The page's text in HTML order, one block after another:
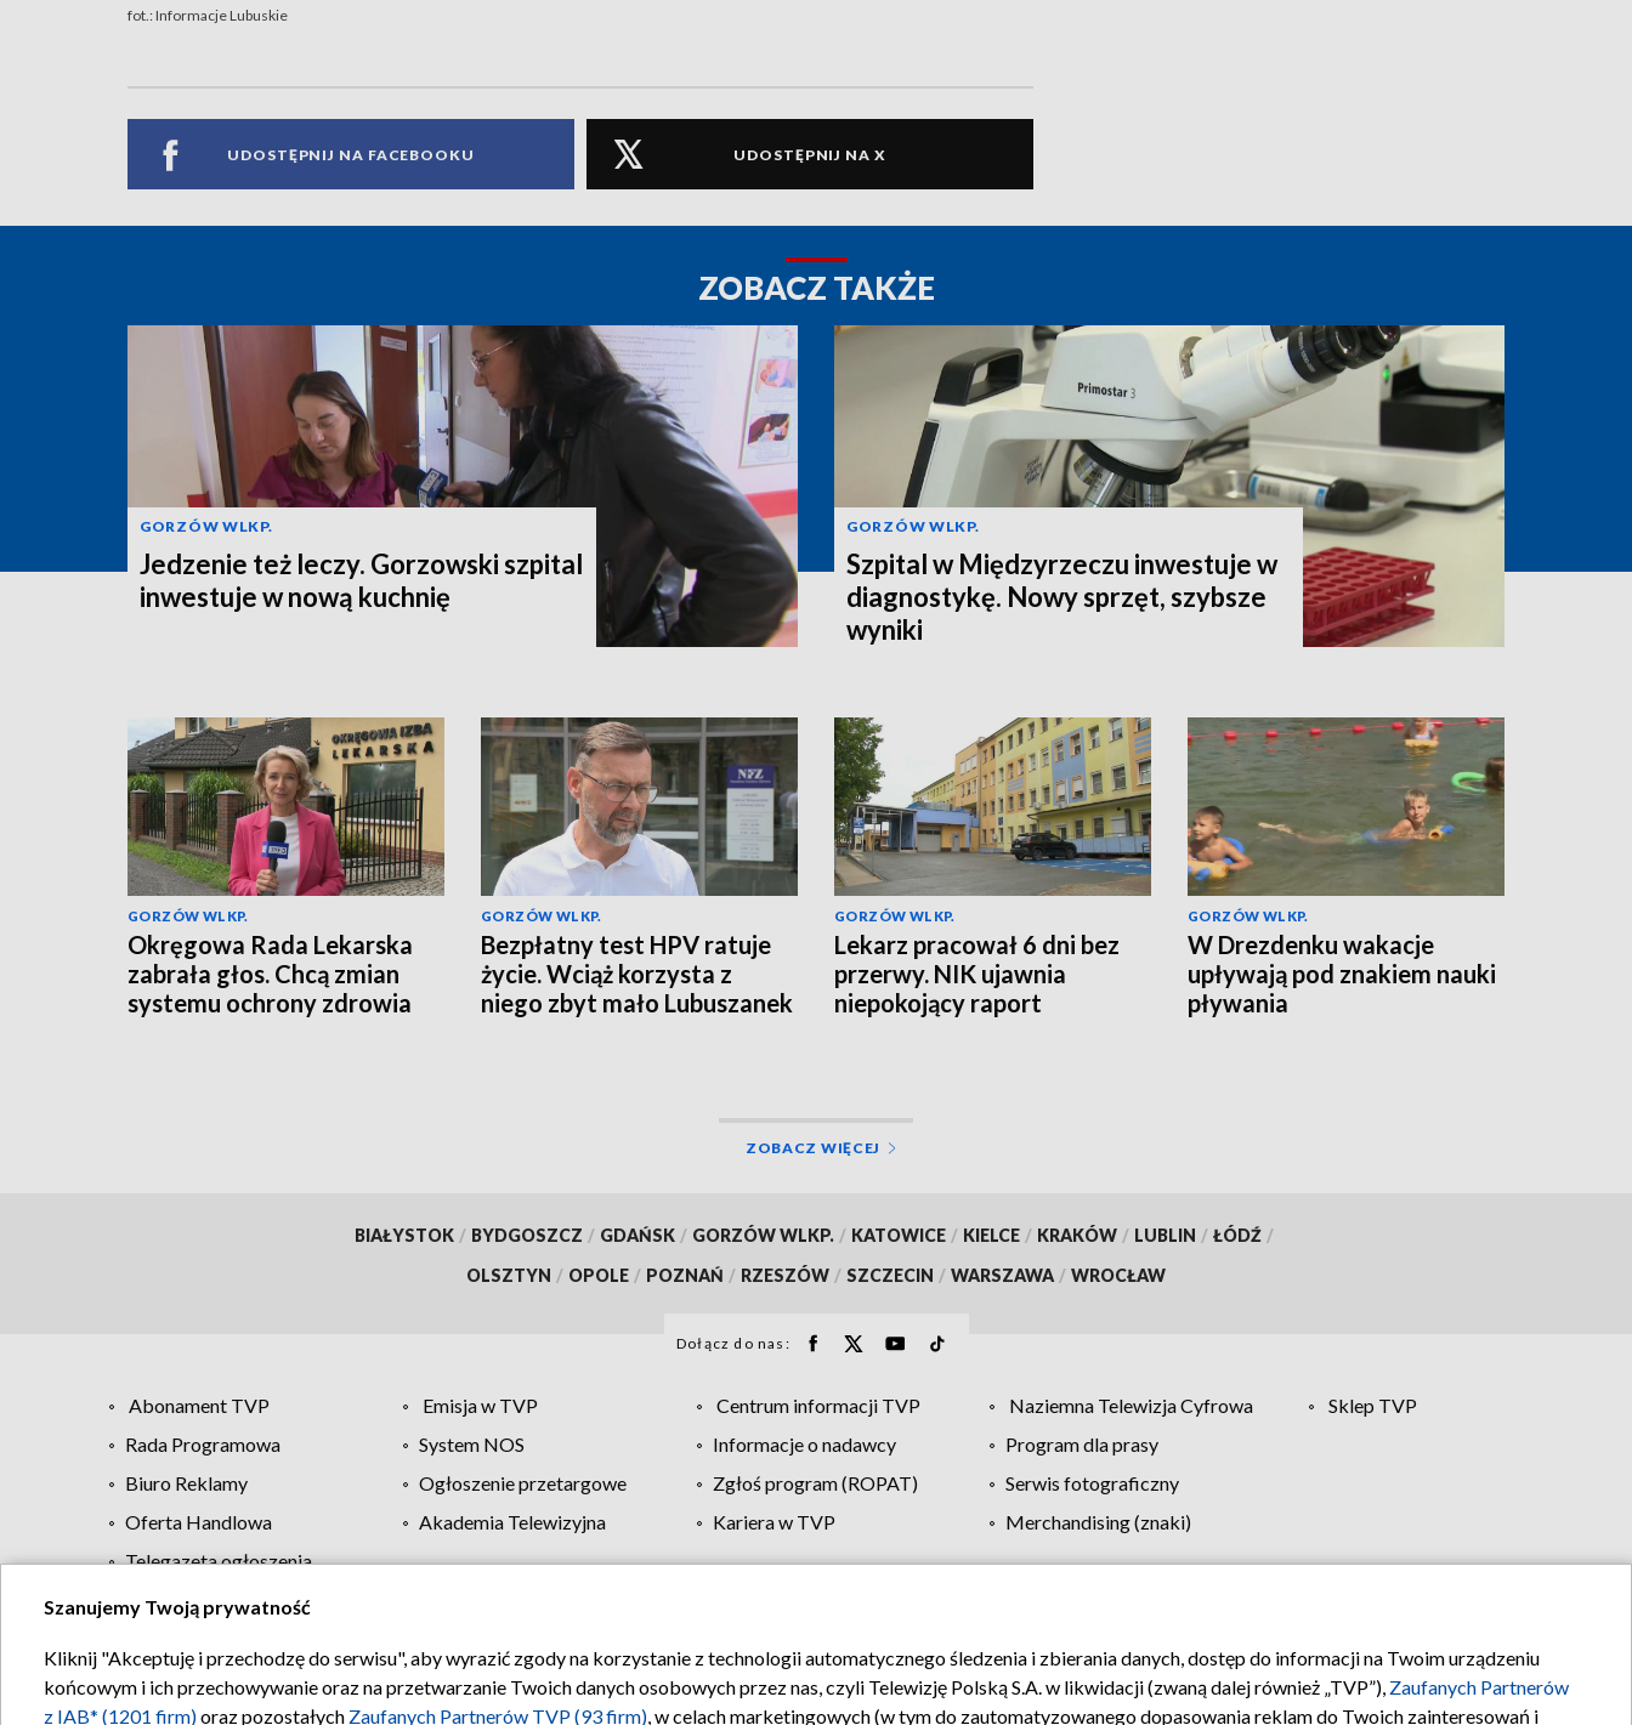
fot.: Informacje Lubuskie
UDOSTĘPNIJ NA FACEBOOKU UDOSTĘPNIJ NA X
ZOBACZ TAKŻE
GORZÓW WLKP.
Jedzenie też leczy. Gorzowski szpital
inwestuje w nową kuchnię
GORZÓW WLKP.
Szpital w Międzyrzeczu inwestuje w
diagnostykę. Nowy sprzęt, szybsze
wyniki
GORZÓW WLKP.
Okręgowa Rada Lekarska
zabrała głos. Chcą zmian
systemu ochrony zdrowia
GORZÓW WLKP.
Bezpłatny test HPV ratuje
życie. Wciąż korzysta z
niego zbyt mało Lubuszanek
GORZÓW WLKP.
Lekarz pracował 6 dni bez
przerwy. NIK ujawnia
niepokojący raport
GORZÓW WLKP.
W Drezdenku wakacje
upływają pod znakiem nauki
pływania
ZOBACZ WIĘCEJ
BIAŁYSTOK / BYDGOSZCZ / GDAŃSK / GORZÓW WLKP. / KATOWICE / KIELCE / KRAKÓW / LUBLIN / ŁÓDŹ /
OLSZTYN / OPOLE / POZNAŃ / RZESZÓW / SZCZECIN / WARSZAWA / WROCŁAW
Dołącz do nas:
Abonament TVP Emisja w TVP Centrum informacji TVP Naziemna Telewizja Cyfrowa
Sklep TVP
Rada Programowa
System NOS Informacje o nadawcy
Program dla prasy
Biuro Reklamy
Ogłoszenie przetargowe Zgłoś program (ROPAT)
Serwis fotograficzny
Oferta Handlowa
Akademia Telewizyjna Kariera w TVP
Merchandising (znaki)
Telegazeta ogłoszenia
Regulamin TVP Polityka prywatności Moje zgody Pomoc Biuro reklamy Kontakt
Szanujemy Twoją prywatność
Kliknij "Akceptuję i przechodzę do serwisu", aby wyrazić zgody na korzystanie z technologii automatycznego śledzenia i zbierania danych, dostęp do informacji na Twoim urządzeniu
końcowym i ich przechowywanie oraz na przetwarzanie Twoich danych osobowych przez nas, czyli Telewizję Polską S.A. w likwidacji (zwaną dalej również „TVP”), Zaufanych Partnerów
z IAB* (1201 firm)oraz pozostałych Zaufanych Partnerów TVP (93 firm), w celach marketingowych (w tym do zautomatyzowanego dopasowania reklam do Twoich zainteresowań i